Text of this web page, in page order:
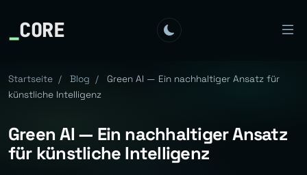
_CORE
Startseite / Blog /
Green AI — Ein nachhaltiger Ansatz für
künstliche Intelligenz
Green AI — Ein nachhaltiger Ansatz
für künstliche Intelligenz